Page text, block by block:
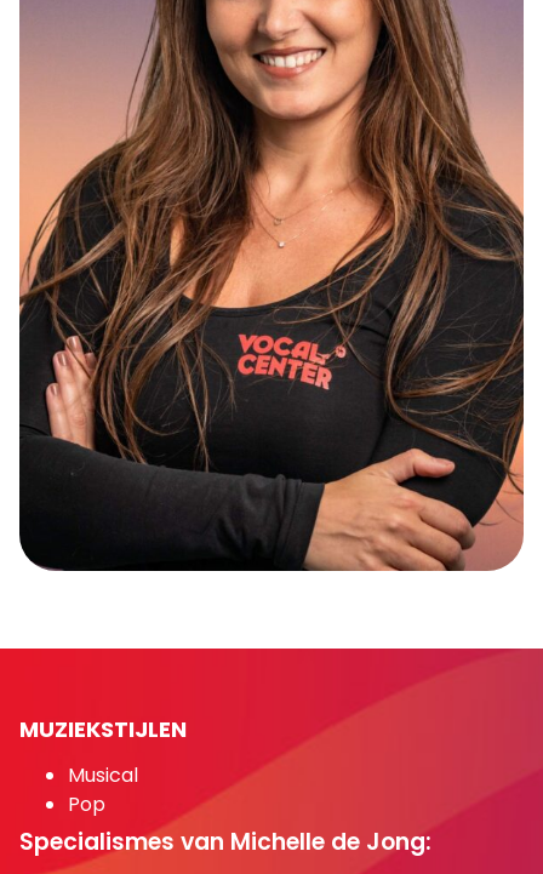
MUZIEKSTIJLEN
Musical
Pop
Specialismes van Michelle de Jong: